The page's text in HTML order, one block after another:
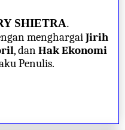
SHIETRA.
menghargaiJirih
, danHak Ekonomi
Penulis.